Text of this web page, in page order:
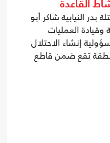
القاعدة
النيابية شاكر أبو
وقيادة العمليات
إنشاء الاحتلال
تقع ضمن قاطع